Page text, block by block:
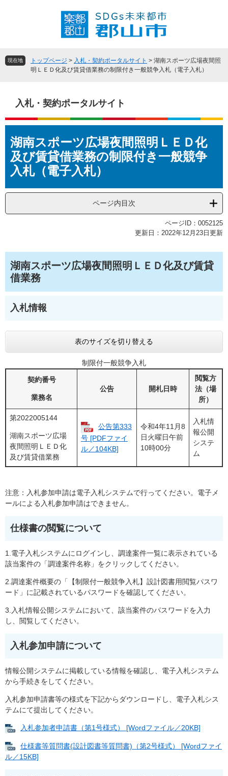
頭
飛
へ
現在地 トップページ > 入札・契約ポータルサイト > 湖南スポーツ広場夜間照
明ＬＥＤ化及び賃貸借業務の制限付き一般競争入札（電子入札）
入札・契約ポータルサイト
文湖南スポーツ広場夜間照明ＬＥＤ化
及び賃貸借業務の制限付き一般競争
入札（電子入札）
ページ内目次
ページID：0052125
更新日：2022年12月23日更新
湖南スポーツ広場夜間照明ＬＥＤ化及び賃貸
借業務
入札情報
表のサイズを切り替える
制限付一般競争入札
契約番号
業務名
公告 開札日時
閲覧方
法（場
所）
第2022005144
湖南スポーツ広場
夜間照明ＬＥＤ化
及び賃貸借業務
公告第333
号 [PDFファイ
ル／104KB]
令和4年11月8
日火曜日午前
10時00分
入札情
報公開
システ
ム
注意：入札参加申請は電子入札システムで行ってください。電子メ
ールによる入札参加申請はできません。
仕様書の閲覧について
1.電子入札システムにログインし、調達案件一覧に表示されている
該当案件の「調達案件名称」をクリックしてください。
2.調達案件概要の「【制限付一般競争入札】設計図書用閲覧パスワ
ード」に記載されているパスワードを確認してください。
3.入札情報公開システムにおいて、該当案件のパスワードを入力
し、閲覧してください。
入札参加申請について
情報公開システムに掲載している情報を確認し、電子入札システム
から手続きをしてください。
入札参加申請書等の様式を下記からダウンロードし、電子入札シス
テムにて提出してください。
入札参加者申請書（第1号様式） [Wordファイル／20KB]
仕様書等質問書(設計図書等質問書)（第2号様式） [Wordファイ
ル／15KB]